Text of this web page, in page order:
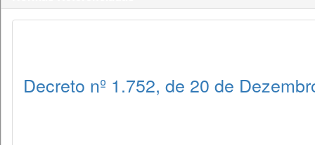
Decreto nº 1.752, de 20 de